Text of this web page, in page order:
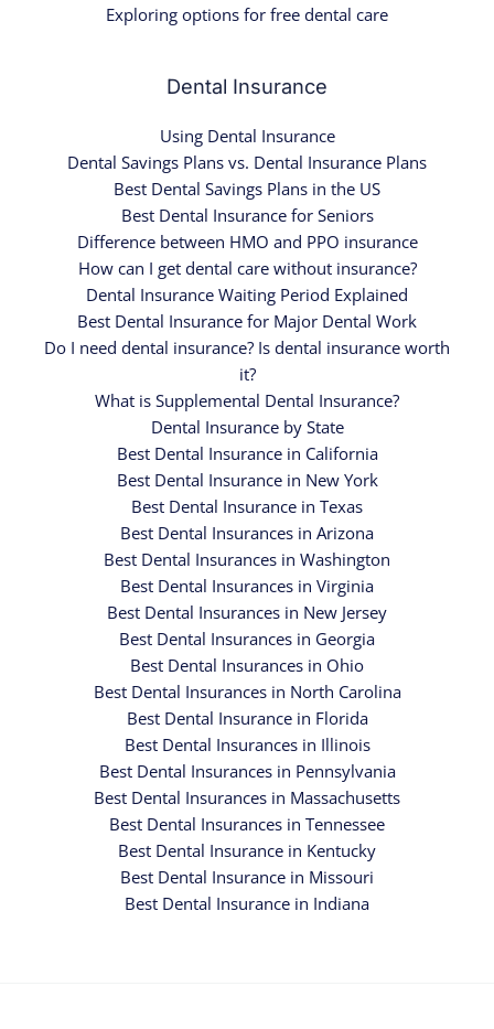
Exploring options for free dental care
Dental Insurance
Using Dental Insurance
Dental Savings Plans vs. Dental Insurance Plans
Best Dental Savings Plans in the US
Best Dental Insurance for Seniors
Difference between HMO and PPO insurance
How can I get dental care without insurance?
Dental Insurance Waiting Period Explained
Best Dental Insurance for Major Dental Work
Do I need dental insurance? Is dental insurance worth
it?
What is Supplemental Dental Insurance?
Dental Insurance by State
Best Dental Insurance in California
Best Dental Insurance in New York
Best Dental Insurance in Texas
Best Dental Insurances in Arizona
Best Dental Insurances in Washington
Best Dental Insurances in Virginia
Best Dental Insurances in New Jersey
Best Dental Insurances in Georgia
Best Dental Insurances in Ohio
Best Dental Insurances in North Carolina
Best Dental Insurance in Florida
Best Dental Insurances in Illinois
Best Dental Insurances in Pennsylvania
Best Dental Insurances in Massachusetts
Best Dental Insurances in Tennessee
Best Dental Insurance in Kentucky
Best Dental Insurance in Missouri
Best Dental Insurance in Indiana